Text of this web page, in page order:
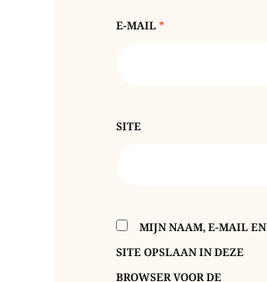
E-MAIL*
SITE
MIJN NAAM, E-MAIL EN
SITE OPSLAAN IN DEZE
BROWSER VOOR DE